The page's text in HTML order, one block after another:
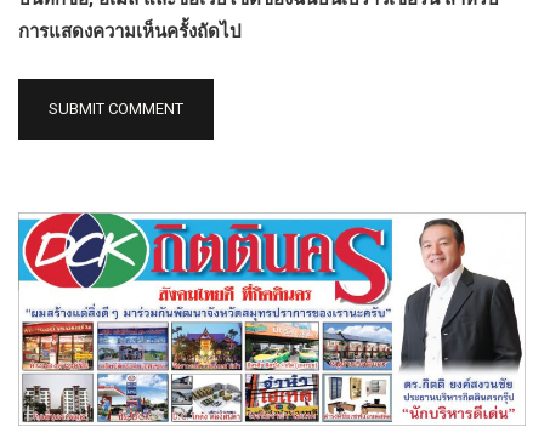
การแสดงความเห็นครั้งถัดไป